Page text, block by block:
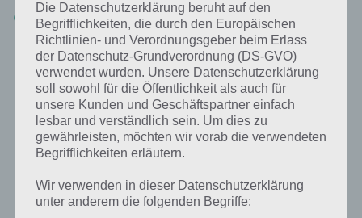
Zahlreiche
Spielmodi in der
App Free Fish
wissen zu
begeistern
Vernetzt
Bis auf den letzten Spielmodi könnt ihr alle
in Free Fish bereits spielen. “Vernetzt” soll
bereits in Kürze folgen und erlaubt über das
Internet gegen seine Freunde zu spielen.
Free Fish: Eine tolle Spiele App
Während man zunächst denkt: Bitte nicht noch ein 3 Match Spiel,
wird man wenig später einem besseren beleert. Das Gameplay von
Die Datenschutzerklärung beruht auf den
Begrifflichkeiten, die durch den Europäischen
Richtlinien- und Verordnungsgeber beim Erlass
der Datenschutz-Grundverordnung (DS-GVO)
verwendet wurden. Unsere Datenschutzerklärung
soll sowohl für die Öffentlichkeit als auch für
unsere Kunden und Geschäftspartner einfach
lesbar und verständlich sein. Um dies zu
gewährleisten, möchten wir vorab die verwendeten
Begrifflichkeiten erläutern.
Wir verwenden in dieser Datenschutzerklärung
unter anderem die folgenden Begriffe: